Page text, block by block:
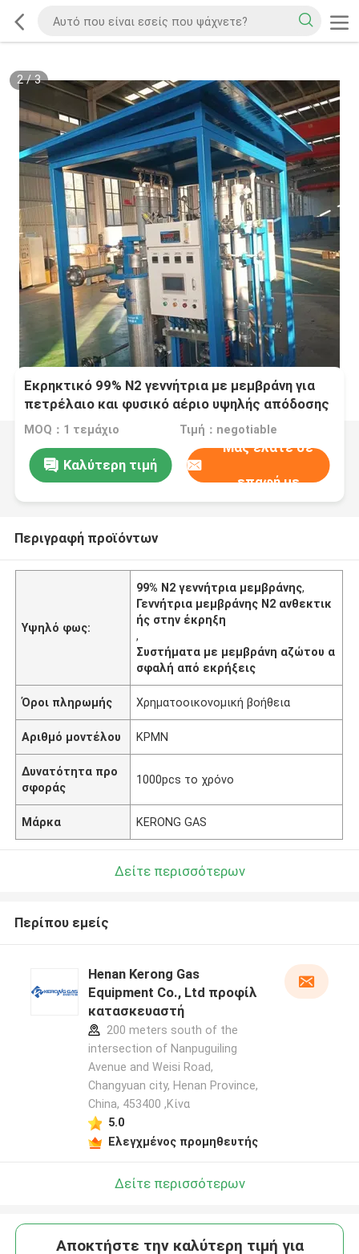
2/3
Εκρηκτικό 99% N2 γεννήτρια με μεμβράνη για
πετρέλαιο και φυσικό αέριο υψηλής απόδοσης
MOQ：1 τεμάχιο Τιμή：negotiable
Καλύτερη τιμή
Μας ελάτε σε
επαφή με
Περιγραφή προϊόντων
Υψηλό φως:
99% N2 γεννήτρια μεμβράνης,
Γεννήτρια μεμβράνης N2 ανθεκτικ
ής στην έκρηξη
,
Συστήματα με μεμβράνη αζώτου α
σφαλή από εκρήξεις
Όροι πληρωμής Χρηματοοικονομική βοήθεια
Αριθμό μοντέλου ΚΡΜΝ
Δυνατότητα προ
σφοράς
1000pcs το χρόνο
Μάρκα KERONG GAS
Δείτε περισσότερων
Περίπου εμείς
Henan Kerong Gas
Equipment Co., Ltd προφίλ
κατασκευαστή
200 meters south of the
intersection of Nanpuguiling
Avenue and Weisi Road,
Changyuan city, Henan Province,
China, 453400 ,Κίνα
5.0
Ελεγχμένος προμηθευτής
Δείτε περισσότερων
Αποκτήστε την καλύτερη τιμή για